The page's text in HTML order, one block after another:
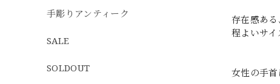
手彫りアンティーク
SALE
SOLDOUT
存在感あ
程よいサイ
女性の手首